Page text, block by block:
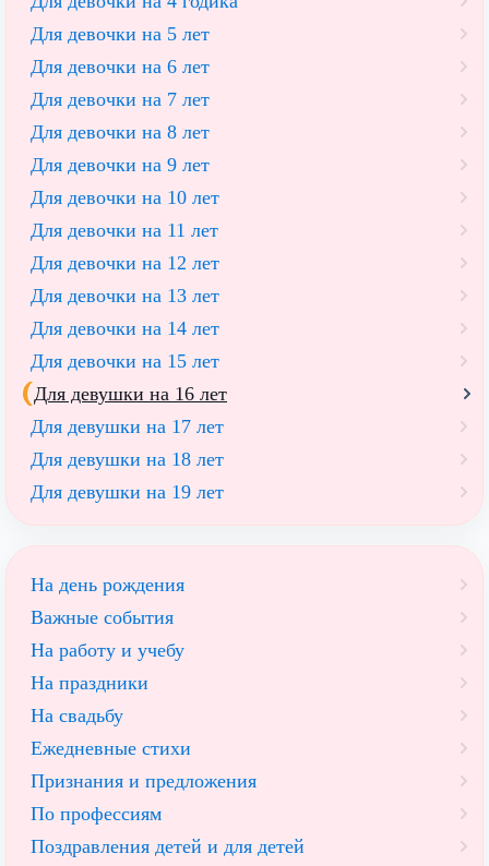
Для девочки на 5 лет
Для девочки на 6 лет
Для девочки на 7 лет
Для девочки на 8 лет
Для девочки на 9 лет
Для девочки на 10 лет
Для девочки на 11 лет
Для девочки на 12 лет
Для девочки на 13 лет
Для девочки на 14 лет
Для девочки на 15 лет
Для девушки на 16 лет
Для девушки на 17 лет
Для девушки на 18 лет
Для девушки на 19 лет
На день рождения
Важные события
На работу и учебу
На праздники
На свадьбу
Ежедневные стихи
Признания и предложения
По профессиям
Поздравления детей и для детей